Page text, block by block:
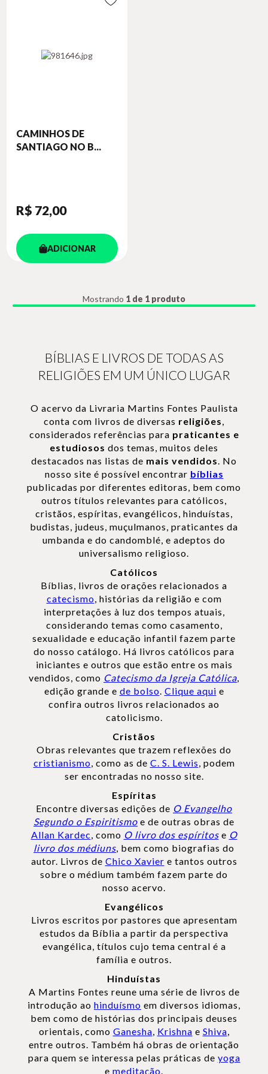
CAMINHOS DE
SANTIAGO NO B...
R$ 72,00
ADICIONAR
Mostrando 1 de 1 produto
BÍBLIAS E LIVROS DE TODAS AS
RELIGIÕES EM UM ÚNICO LUGAR
O acervo da Livraria Martins Fontes Paulista
conta com livros de diversas religiões,
considerados referências para praticantes e
estudiosos dos temas, muitos deles
destacados nas listas de mais vendidos. No
nosso site é possível encontrar bíblias
publicadas por diferentes editoras, bem como
outros títulos relevantes para católicos,
cristãos, espíritas, evangélicos, hinduístas,
budistas, judeus, muçulmanos, praticantes da
umbanda e do candomblé, e adeptos do
universalismo religioso.
Católicos
Bíblias, livros de orações relacionados a
catecismo, histórias da religião e com
interpretações à luz dos tempos atuais,
considerando temas como casamento,
sexualidade e educação infantil fazem parte
do nosso catálogo. Há livros católicos para
iniciantes e outros que estão entre os mais
vendidos, como Catecismo da Igreja Católica,
edição grande e de bolso. Clique aqui e
confira outros livros relacionados ao
catolicismo.
Cristãos
Obras relevantes que trazem reflexões do
cristianismo, como as de C. S. Lewis, podem
ser encontradas no nosso site.
Espíritas
Encontre diversas edições de O Evangelho
Segundo o Espiritismo e de outras obras de
Allan Kardec, como O livro dos espíritose O
livro dos médiuns, bem como biografias do
autor. Livros de Chico Xavier e tantos outros
sobre o médium também fazem parte do
nosso acervo.
Evangélicos
Livros escritos por pastores que apresentam
estudos da Bíblia a partir da perspectiva
evangélica, títulos cujo tema central é a
família e outros.
Hinduístas
A Martins Fontes reune uma série de livros de
introdução ao hinduísmo em diversos idiomas,
bem como de histórias dos principais deuses
orientais, como Ganesha, Krishna e Shiva,
entre outros. Também há obras de orientação
para quem se interessa pelas práticas de yoga
e meditação.